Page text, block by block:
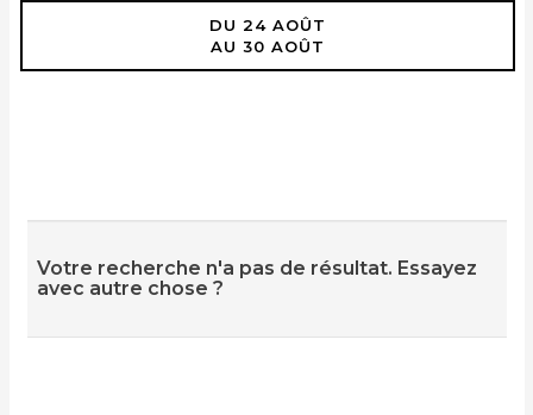
DU 24 AOÛT
AU 30 AOÛT
Votre recherche n'a pas de résultat. Essayez
avec autre chose ?